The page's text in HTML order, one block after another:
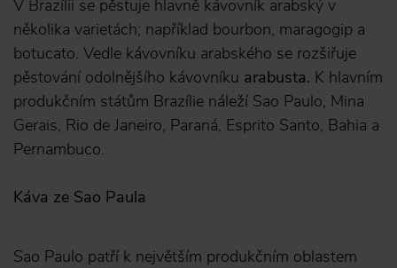
V Brazílii se pěstuje hlavně kávovník arabský v
několika varietách; například bourbon, maragogip a
botucato. Vedle kávovníku arabského se rozšiřuje
pěstování odolnějšího kávovníku arabusta. K hlavním
produkčním státům Brazílie náleží Sao Paulo, Mina
Gerais, Rio de Janeiro, Paraná, Esprito Santo, Bahia a
Pernambuco.
Káva ze Sao Paula
Sao Paulo patří k největším produkčním oblastem